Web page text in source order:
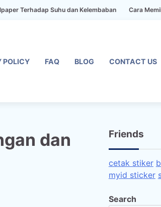
Suhu dan Kelembaban Cara Memilih Stiker
POLICY FAQ BLOG CONTACT US
dan
Friends
cetak stiker
myid sticker
Search